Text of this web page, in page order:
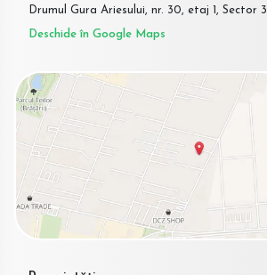
Drumul Gura Ariesului, nr. 30, etaj 1, Sector 3
Deschide în Google Maps